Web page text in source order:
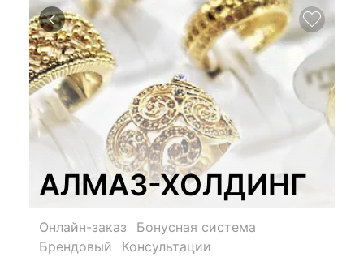
АЛМАЗ-ХОЛДИНГ
Онлайн-заказ
Бонусная система
Брендовый
Консультации